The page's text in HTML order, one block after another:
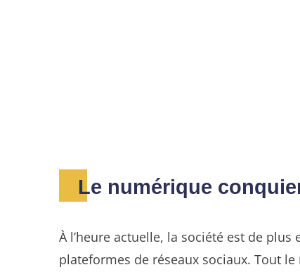
Le numérique
À l’heure actuelle, la société est de
plateformes de réseaux sociaux. Tout